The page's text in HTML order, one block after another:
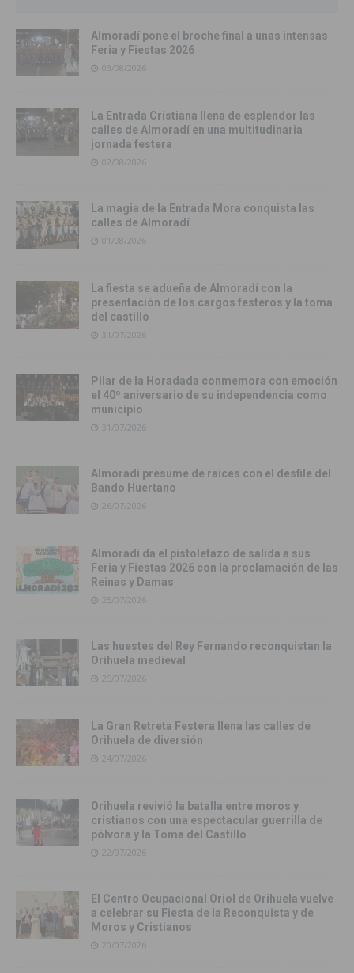
Almoradí pone el broche final a unas intensas
Feria y Fiestas 2026
03/08/2026
La Entrada Cristiana llena de esplendor las
calles de Almoradí en una multitudinaria
jornada festera
02/08/2026
La magia de la Entrada Mora conquista las
calles de Almoradí
01/08/2026
La fiesta se adueña de Almoradí con la
presentación de los cargos festeros y la toma
del castillo
31/07/2026
Pilar de la Horadada conmemora con emoción
el 40º aniversario de su independencia como
municipio
31/07/2026
Almoradí presume de raíces con el desfile del
Bando Huertano
26/07/2026
Almoradí da el pistoletazo de salida a sus
Feria y Fiestas 2026 con la proclamación de las
Reinas y Damas
25/07/2026
Las huestes del Rey Fernando reconquistan la
Orihuela medieval
25/07/2026
La Gran Retreta Festera llena las calles de
Orihuela de diversión
24/07/2026
Orihuela revivió la batalla entre moros y
cristianos con una espectacular guerrilla de
pólvora y la Toma del Castillo
22/07/2026
El Centro Ocupacional Oriol de Orihuela vuelve
a celebrar su Fiesta de la Reconquista y de
Moros y Cristianos
20/07/2026